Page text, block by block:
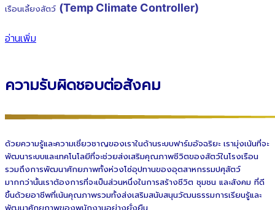
เรือนเลี้ยงสัตว์ (Temp Climate Controller)
อ่านเพิ่ม
ความรับผิดชอบต่อสังคม
ด้วยความรู้และความเชี่ยวชาญของเราในด้านระบบฟาร์มอัจฉริยะ เรามุ่งเน้นที่จะ
พัฒนาระบบและเทคโนโลยีที่จะช่วยส่งเสริมคุณภาพชีวิตของสัตว์ในโรงเรือน
รวมถึงการพัฒนาศักยภาพทั้งห่วงโซ่อุปทานของอุตสาหกรรมปศุสัตว์
มากกว่านั้นเราต้องการที่จะเป็นส่วนหนึ่งในการสร้างชีวิต ชุมชน และสังคม ที่ดี
ขึ้นด้วยอาชีพที่เน้นคุณภาพรวมทั้งส่งเสริมสนับสนุนวัฒนธรรมการเรียนรู้และ